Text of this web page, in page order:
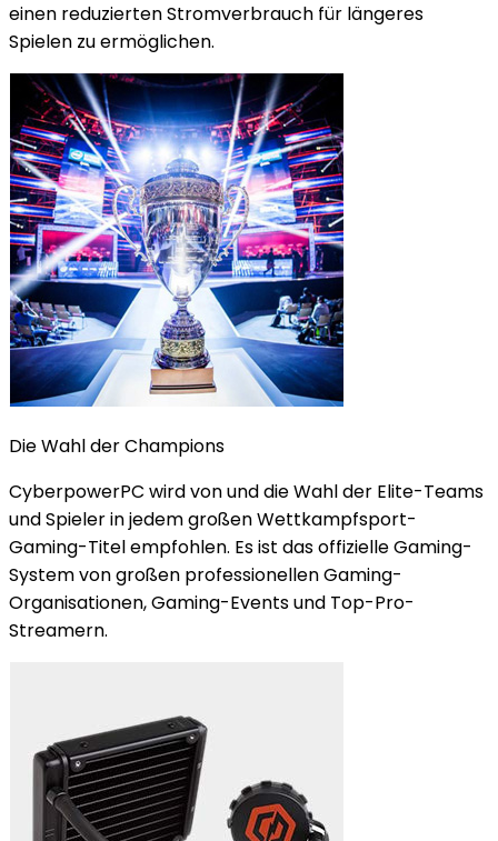
einen reduzierten Stromverbrauch für längeres
Spielen zu ermöglichen.
Die Wahl der Champions
CyberpowerPC wird von und die Wahl der Elite-Teams
und Spieler in jedem großen Wettkampfsport-
Gaming-Titel empfohlen. Es ist das offizielle Gaming-
System von großen professionellen Gaming-
Organisationen, Gaming-Events und Top-Pro-
Streamern.